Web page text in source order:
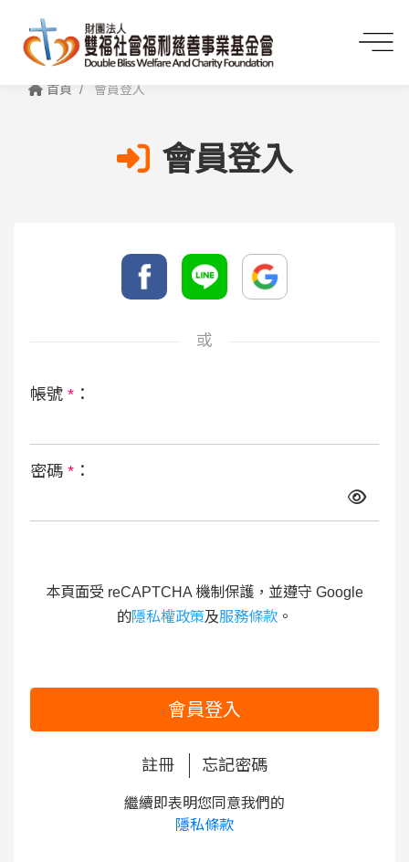
首頁 會員登入
會員登入
或
帳號 * ：
密碼 * ：
本頁面受 reCAPTCHA 機制保護，並遵守 Google
的隱私權政策及服務條款 。
會員登入
註冊 忘記密碼
繼續即表明您同意我們的
隱私條款